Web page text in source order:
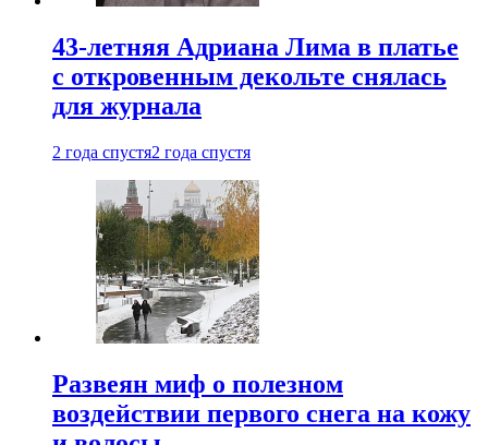
43-летняя Адриана Лима в платье
с откровенным декольте снялась
для журнала
2 года спустя2 года спустя
Развеян миф о полезном
воздействии первого снега на кожу